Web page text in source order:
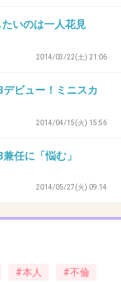
-4
ァンの人達は寝
-3
いのは一人花見
2014/03/22(土) 21:06
ビュー！ミニスカ
2014/04/15(火) 15:56
任に「悩む」
2014/05/27(火) 09:14
#本人 #不倫